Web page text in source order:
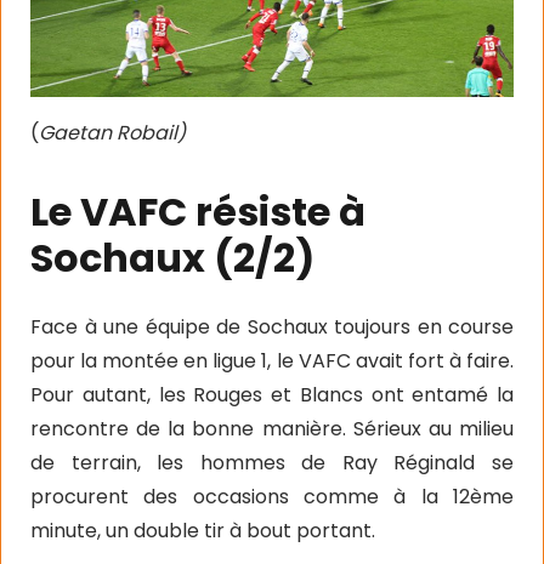
(Gaetan Robail)
Le VAFC résiste à
Sochaux (2/2)
Face à une équipe de Sochaux toujours en course
pour la montée en ligue 1, le VAFC avait fort à faire.
Pour autant, les Rouges et Blancs ont entamé la
rencontre de la bonne manière. Sérieux au milieu
de terrain, les hommes de Ray Réginald se
procurent des occasions comme à la 12ème
minute, un double tir à bout portant.